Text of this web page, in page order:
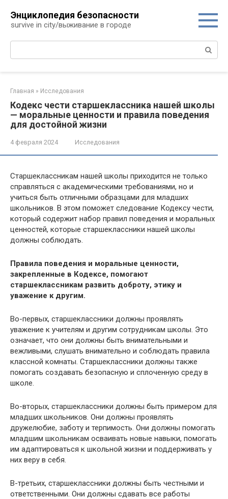
контенту
Энциклопедия безопасности
survive in city/выживание в городе
Поиск:
Главная » Исследования
Кодекс чести старшеклассника нашей школы
— моральные ценности и правила поведения
для достойной жизни
4 февраля 2024 Исследования
Старшеклассникам нашей школы приходится не только
справляться с академическими требованиями, но и
учиться быть отличными образцами для младших
школьников. В этом поможет следование Кодексу чести,
который содержит набор правил поведения и моральных
ценностей, которые старшеклассники нашей школы
должны соблюдать.
Правила поведения и моральные ценности,
закрепленные в Кодексе, помогают
старшеклассникам развить доброту, этику и
уважение к другим.
Во-первых, старшеклассники должны проявлять
уважение к учителям и другим сотрудникам школы. Это
означает, что они должны быть внимательными и
вежливыми, слушать внимательно и соблюдать правила
классной комнаты. Старшеклассники должны также
помогать создавать безопасную и сплоченную среду в
школе.
Во-вторых, старшеклассники должны быть примером для
младших школьников. Они должны проявлять
дружелюбие, заботу и терпимость. Они должны помогать
младшим школьникам осваивать новые навыки, помогать
им адаптироваться к школьной жизни и поддерживать у
них веру в себя.
В-третьих, старшеклассники должны быть честными и
ответственными. Они должны сдавать все работы